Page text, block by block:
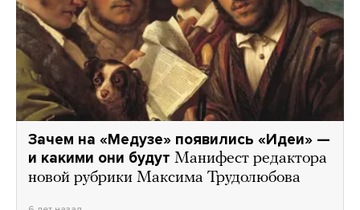
Зачем на «Медузе» появились «Идеи» —
и какими они будут Манифест редактора
новой рубрики Максима Трудолюбова